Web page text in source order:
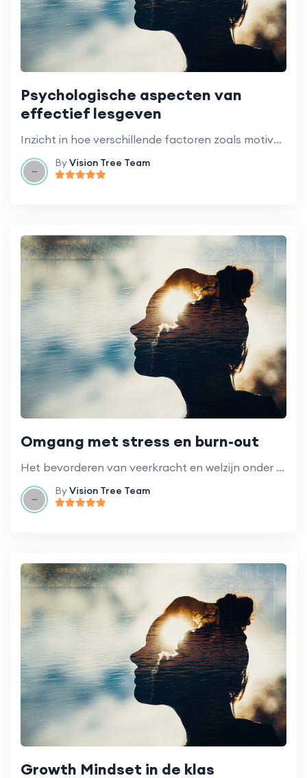
Psychologische aspecten van
effectief lesgeven
Inzicht in hoe verschillende factoren zoals motivatie, emotie, en cognitieve stijlen invloed hebben op leren.
ByVision Tree Team
Omgang met stress en burn-out
Het bevorderen van veerkracht en welzijn onder onderwijsprofessionals.
ByVision Tree Team
Growth Mindset in de klas